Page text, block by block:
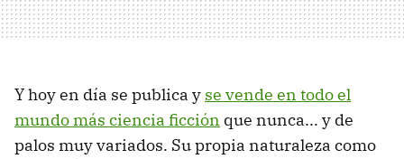
Y hoy en día se publica y se vende en todo el
mundo más ciencia ficción que nunca... y de
palos muy variados. Su propia naturaleza como